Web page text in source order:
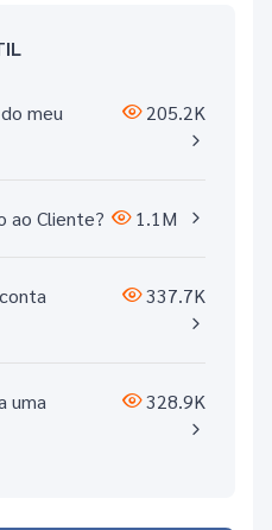
meu
205.2K
ao Cliente? 1.1M
337.7K
uma
328.9K